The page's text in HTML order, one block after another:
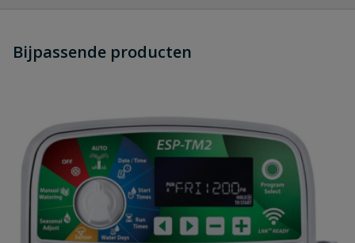
dit product?
Schrijf zelf een beoordeling
Uw waardering:
Bijpassende producten